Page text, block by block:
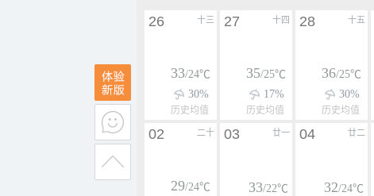
十三
26
33/24℃
30%
历史均值
十四
27
35/25℃
17%
历史均值
十五
28
36/25℃
30%
历史均值
二十
02
29/24℃
廿一
03
33/22℃
廿二
04
32/24℃